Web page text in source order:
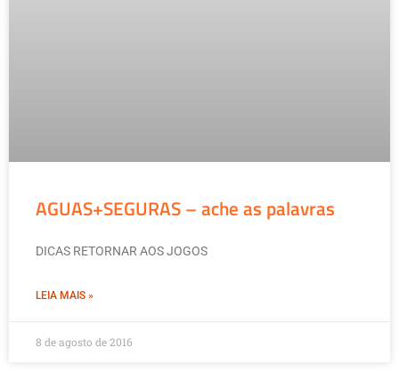
AGUAS+SEGURAS – ache as palavras
DICAS RETORNAR AOS JOGOS
LEIA MAIS »
8 de agosto de 2016